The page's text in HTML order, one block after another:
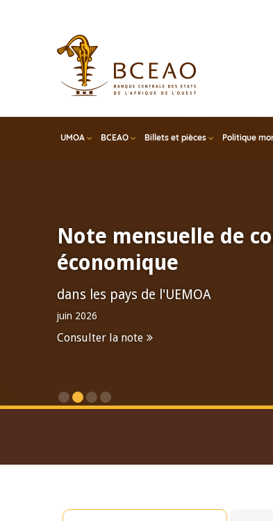
UMOA BCEAO Billets et pièces Politique
Note mensuelle de
économique
dans les pays de l'UEMOA
juin 2026
Consulter la note